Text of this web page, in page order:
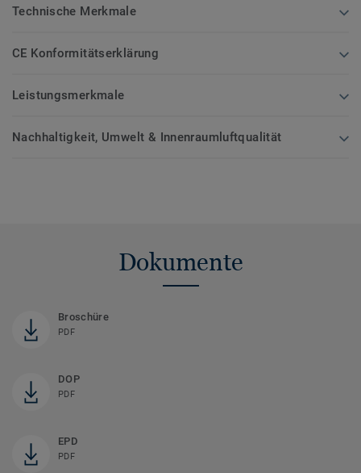
Technische Merkmale
CE Konformitätserklärung
Leistungsmerkmale
Nachhaltigkeit, Umwelt & Innenraumluftqualität
Dokumente
Broschüre
PDF
DOP
PDF
EPD
PDF